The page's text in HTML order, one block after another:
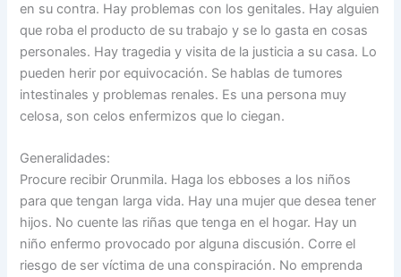
en su contra. Hay problemas con los genitales. Hay alguien
que roba el producto de su trabajo y se lo gasta en cosas
personales. Hay tragedia y visita de la justicia a su casa. Lo
pueden herir por equivocación. Se hablas de tumores
intestinales y problemas renales. Es una persona muy
celosa, son celos enfermizos que lo ciegan.
Generalidades:
Procure recibir Orunmila. Haga los ebboses a los niños
para que tengan larga vida. Hay una mujer que desea tener
hijos. No cuente las riñas que tenga en el hogar. Hay un
niño enfermo provocado por alguna discusión. Corre el
riesgo de ser víctima de una conspiración. No emprenda